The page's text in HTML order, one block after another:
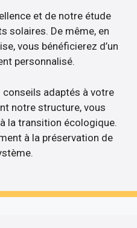
et de notre étude
solaires. De même, en
vous bénéficierez d’un
personnalisé.
adaptés à votre
notre structure, vous
la transition écologique.
à la préservation de